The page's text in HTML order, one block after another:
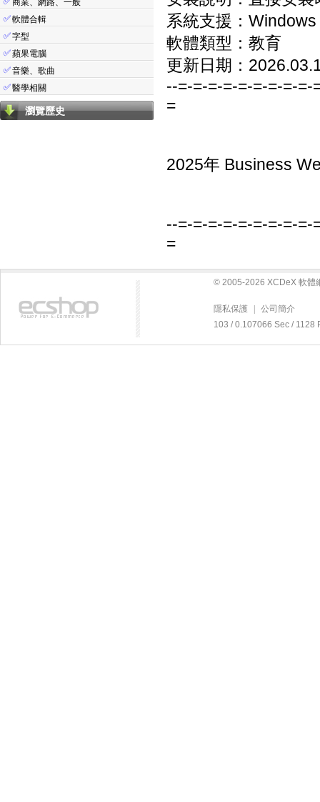
商業、網路、一般
✅軟體合輯
✅字型
✅蘋果電腦
✅音樂、歌曲
✅醫學相關
瀏覽歷史
系統支援：
軟體類型：教育
更新日期：
--=-=-=-=-=-=-=-=-=-
=
2025年 Business
--=-=-=-=-=-=-=-=-=-
=
© 2005-2026 XCDeX 軟體
隱私保護
公司簡介
103 / 0.107066 Sec / 1128